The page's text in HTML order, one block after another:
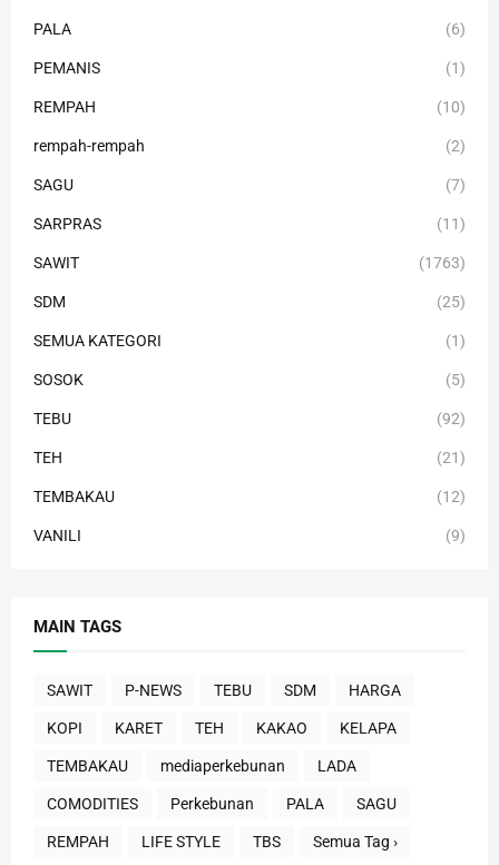
PALA (6)
PEMANIS (1)
REMPAH (10)
rempah-rempah (2)
SAGU (7)
SARPRAS (11)
SAWIT (1763)
SDM (25)
SEMUA KATEGORI (1)
SOSOK (5)
TEBU (92)
TEH (21)
TEMBAKAU (12)
VANILI (9)
MAIN TAGS
SAWIT P-NEWS TEBU SDM HARGA
KOPI KARET TEH KAKAO KELAPA
TEMBAKAU mediaperkebunan LADA
COMODITIES Perkebunan PALA SAGU
REMPAH LIFE STYLE TBS Semua Tag ›